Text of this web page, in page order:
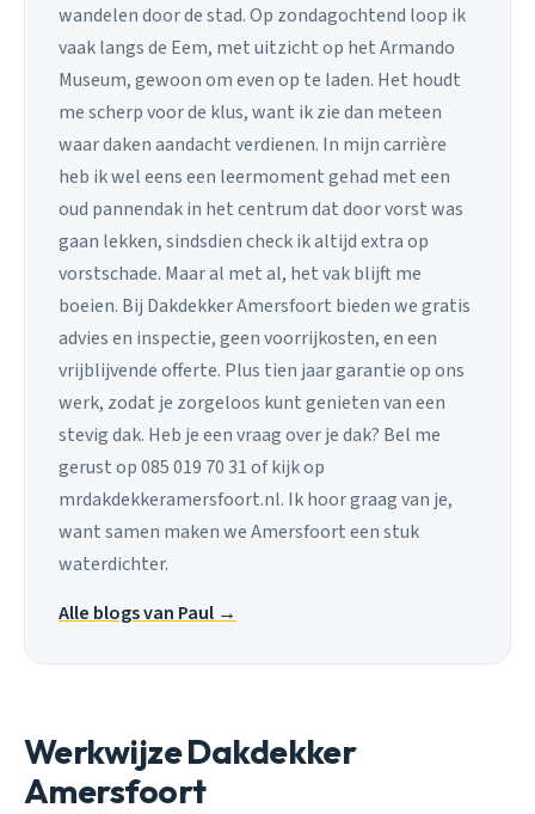
wandelen door de stad. Op zondagochtend loop ik
vaak langs de Eem, met uitzicht op het Armando
Museum, gewoon om even op te laden. Het houdt
me scherp voor de klus, want ik zie dan meteen
waar daken aandacht verdienen. In mijn carrière
heb ik wel eens een leermoment gehad met een
oud pannendak in het centrum dat door vorst was
gaan lekken, sindsdien check ik altijd extra op
vorstschade. Maar al met al, het vak blijft me
boeien. Bij Dakdekker Amersfoort bieden we gratis
advies en inspectie, geen voorrijkosten, en een
vrijblijvende offerte. Plus tien jaar garantie op ons
werk, zodat je zorgeloos kunt genieten van een
stevig dak. Heb je een vraag over je dak? Bel me
gerust op 085 019 70 31 of kijk op
mrdakdekkeramersfoort.nl. Ik hoor graag van je,
want samen maken we Amersfoort een stuk
waterdichter.
Alle blogs van Paul →
Werkwijze Dakdekker
Amersfoort